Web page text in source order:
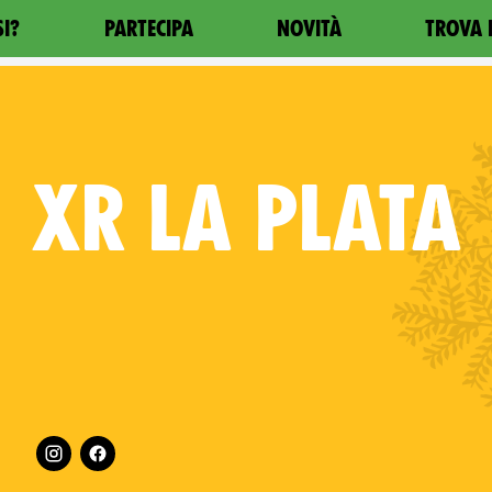
PARTECIPA NOVITÀ TROVA
XR LA PLATA
Follow XR La Plata on